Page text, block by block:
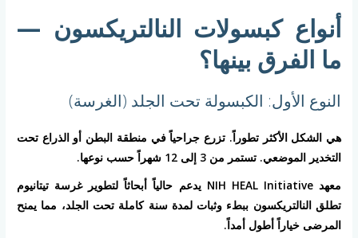
أنواع كبسولات النالتريكسون —
ما الفرق بينها؟
النوع الأول: الكبسولة تحت الجلد (الغرسة)
هي الشكل الأكثر تطوراً. تزرع جراحياً في منطقة البطن أو الذراع تحت
التخدير الموضعي. تستمر من 3 إلى 12 شهراً حسب نوعها.
معهد NIH HEAL Initiative يدعم حالياً أبحاثاً لتطوير غرسة تيتانيوم
تطلق النالتريكسون ببطء وثبات لمدة سنة كاملة تحت الجلد، مما يمنح
المرضى خياراً أطول أمداً.